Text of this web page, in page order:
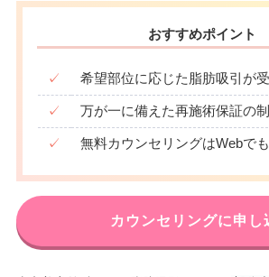
おすすめポイント
✓ 希望部位に応じた脂肪吸引が
✓ 万が一に備えた再施術保証の
✓ 無料カウンセリングはWebで
カウンセリングに申し